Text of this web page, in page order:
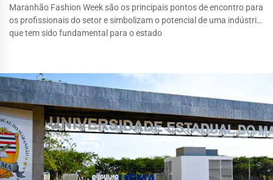
Maranhão Fashion Week são os principais pontos de encontro para
os profissionais do setor e simbolizam o potencial de uma indústria
que tem sido fundamental para o estado